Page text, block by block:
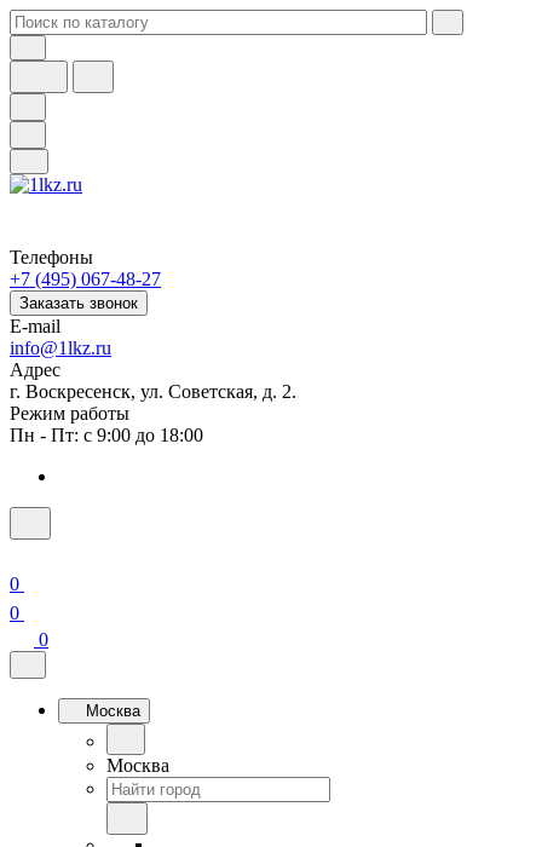
Телефоны
+7 (495) 067-48-27
Заказать звонок
E-mail
info@1lkz.ru
Адрес
г. Воскресенск, ул. Советская, д. 2.
Режим работы
Пн - Пт: с 9:00 до 18:00
0
0
0
Москва
Москва